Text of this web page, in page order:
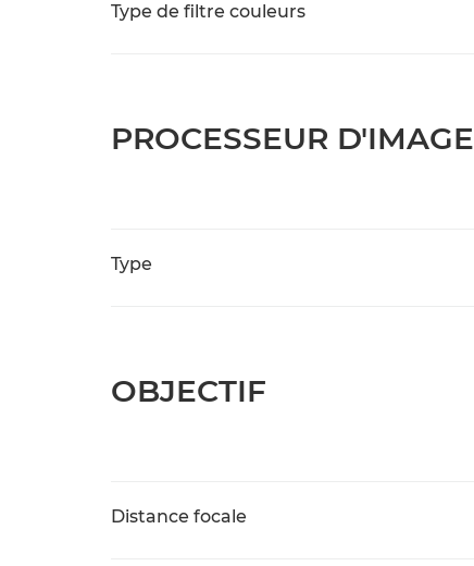
Type de filtre couleurs
PROCESSEUR D'IMAGE
Type
OBJECTIF
Distance focale